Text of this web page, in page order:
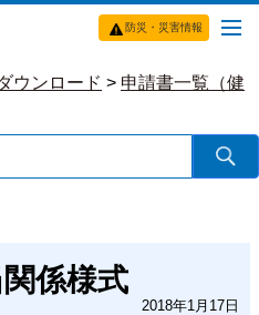
防災・災害情報
ウンロード > 申請書一覧（健
係様式
2018年1月17日